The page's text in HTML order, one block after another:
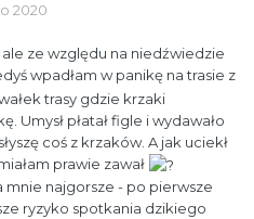
2020
ze względu na niedźwiedzie
wpadłam w panikę na trasie z
trasy gdzie krzaki
Umysł płatał figle i wydawało
coś z krzaków. A jak uciekł
prawie zawał
mnie najgorsze - po pierwsze
ryzyko spotkania dzikiego